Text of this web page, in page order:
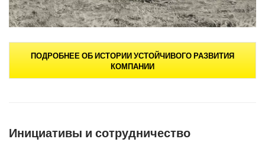
ПОДРОБНЕЕ ОБ ИСТОРИИ УСТОЙЧИВОГО РАЗВИТИЯ
КОМПАНИИ
Инициативы и сотрудничество